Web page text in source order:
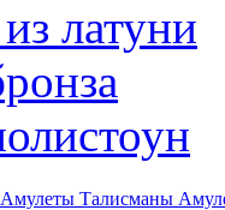
латуни
Талисманы